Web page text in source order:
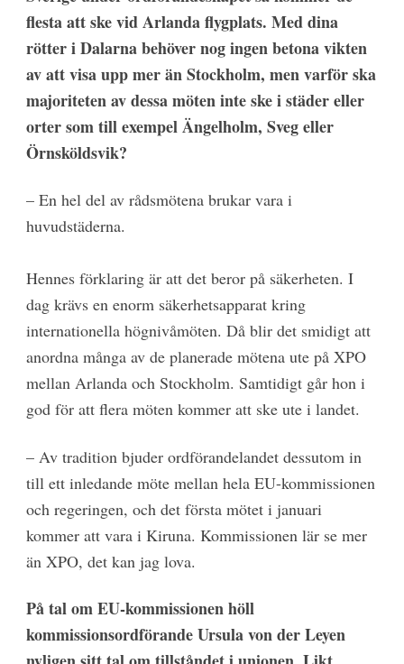
flesta att ske vid Arlanda flygplats. Med dina
rötter i Dalarna behöver nog ingen betona vikten
av att visa upp mer än Stockholm, men varför ska
majoriteten av dessa möten inte ske i städer eller
orter som till exempel Ängelholm, Sveg eller
Örnsköldsvik?
– En hel del av rådsmötena brukar vara i
huvudstäderna.
Hennes förklaring är att det beror på säkerheten. I
dag krävs en enorm säkerhetsapparat kring
internationella högnivåmöten. Då blir det smidigt att
anordna många av de planerade mötena ute på XPO
mellan Arlanda och Stockholm. Samtidigt går hon i
god för att flera möten kommer att ske ute i landet.
– Av tradition bjuder ordförandelandet dessutom in
till ett inledande möte mellan hela EU-kommissionen
och regeringen, och det första mötet i januari
kommer att vara i Kiruna. Kommissionen lär se mer
än XPO, det kan jag lova.
På tal om EU-kommissionen höll
kommissionsordförande Ursula von der Leyen